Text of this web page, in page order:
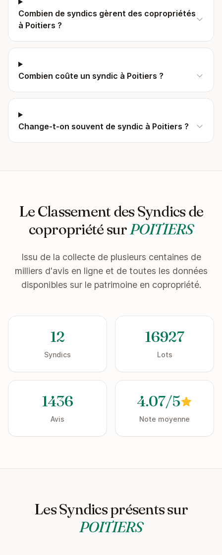
Combien de syndics gèrent des copropriétés
à Poitiers ?
Combien coûte un syndic à Poitiers ?
Change-t-on souvent de syndic à Poitiers ?
Le Classement des Syndics de
copropriété surPOITIERS
Issu de la collecte de plusieurs centaines de
milliers d'avis en ligne et de toutes les données
disponibles sur le patrimoine en copropriété.
12
Syndics
16927
Lots
1436
Avis
4.07/5
Note moyenne
Les Syndics présents sur
POITIERS